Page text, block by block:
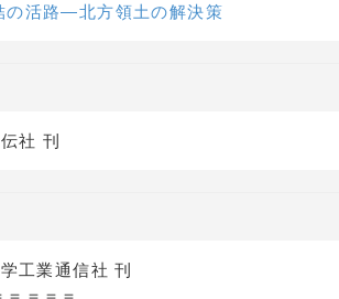
の活路―北方領土の解決策
社 刊
工業通信社 刊
＝＝＝＝